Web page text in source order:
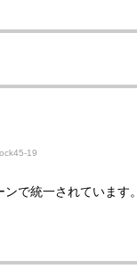
19
で統一されていま